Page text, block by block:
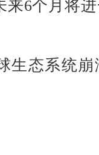
6个月将
态系统崩